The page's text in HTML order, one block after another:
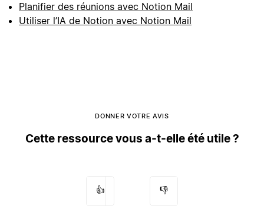
Planifier des réunions avec Notion Mail
Utiliser l’IA de Notion avec Notion Mail
DONNER VOTRE AVIS
Cette ressource vous a-t-elle été utile ?
👍 👎